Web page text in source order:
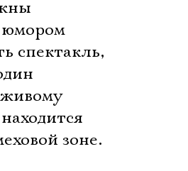
юмором
спектакль,
зоне.